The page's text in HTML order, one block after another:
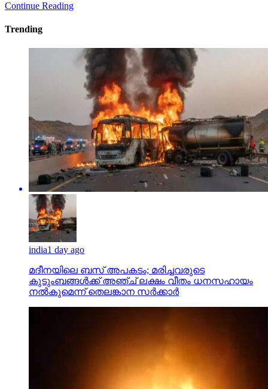
Continue Reading
Trending
india1 day ago
മദീനയിലെ ബസ് അപകടം; മരിച്ചവരുടെ
കുടുംബങ്ങള്‍ക്ക് അഞ്ച് ലക്ഷം വീതം ധനസഹായം
നല്‍കുമെന്ന് തെലങ്കാന സര്‍ക്കാര്‍